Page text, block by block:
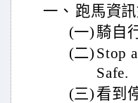
一、 跑馬資訊
(一) 騎自
(二) Stop
Safe.
(三)看到